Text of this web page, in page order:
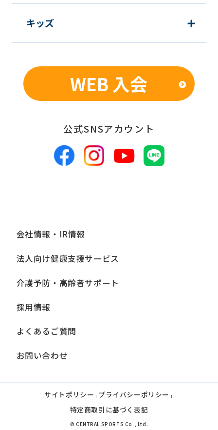
キッズ
WEB 入会
公式SNSアカウント
会社情報・IR情報
法人向け健康支援サービス
介護予防・高齢者サポート
採用情報
よくあるご質問
お問い合わせ
サイトポリシー | プライバシーポリシー |
特定商取引に基づく表記
© CENTRAL SPORTS Co., Ltd.